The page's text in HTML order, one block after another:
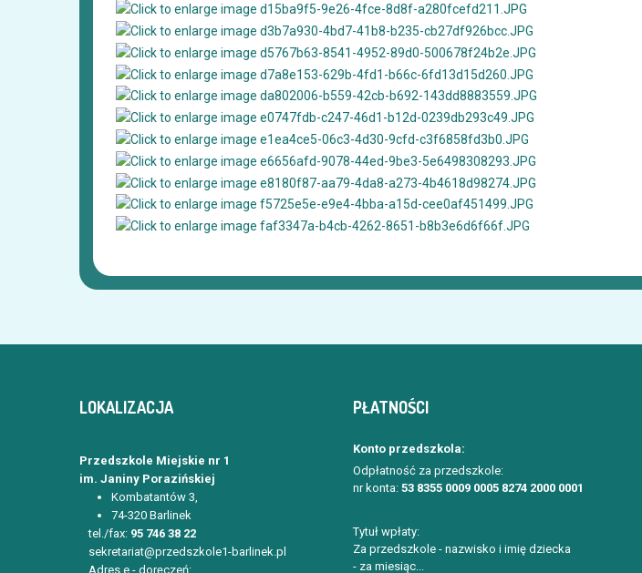
LOKALIZACJA
Przedszkole Miejskie nr 1
im. Janiny Porazińskiej
Kombatantów 3,
74-320 Barlinek
tel./fax: 95 746 38 22
sekretariat@przedszkole1-barlinek.pl
Adres e - doręczeń:
PŁATNOŚCI
Konto przedszkola:
Odpłatność za przedszkole:
nr konta: 53 8355 0009 0005 8274 2000 0001
Tytuł wpłaty:
Za przedszkole - nazwisko i imię dziecka
- za miesiąc...